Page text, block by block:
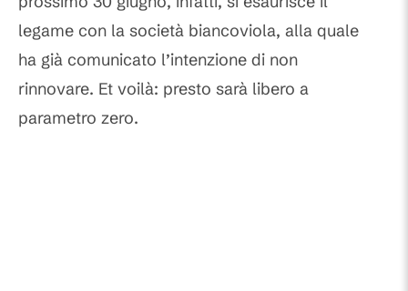
legame con la società biancoviola, alla quale
ha già comunicato l’intenzione di non
rinnovare. Et voilà: presto sarà libero a
parametro zero.